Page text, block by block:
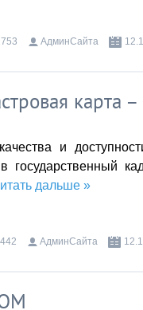
АдминСайта
карта
и
государственный
дальше »
АдминСайта